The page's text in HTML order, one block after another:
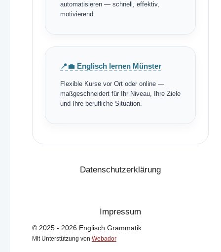
automatisieren — schnell, effektiv,
motivierend.
📍💼 Englisch lernen Münster
Flexible Kurse vor Ort oder online —
maßgeschneidert für Ihr Niveau, Ihre Ziele
und Ihre berufliche Situation.
Datenschutzerklärung
Impressum
© 2025 - 2026 Englisch Grammatik
Mit Unterstützung von Webador